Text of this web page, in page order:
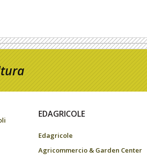
EDAGRICOLE
Edagricole
Agricommercio & Garden Center